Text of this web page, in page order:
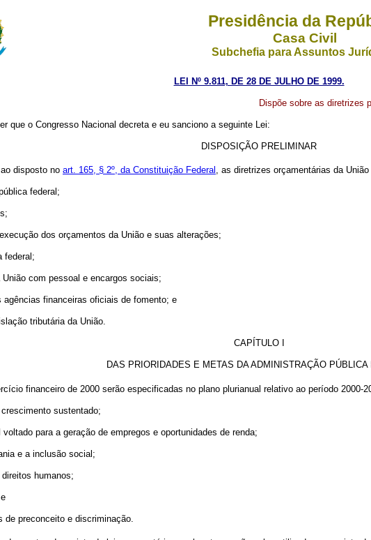
Presidência da
Casa Civil
Subchefia para Assuntos
LEI Nº 9.811, DE 28 DE JULHO DE 1999.
Dispõe sobre as diretrizes
que o Congresso Nacional decreta e eu sanciono a seguinte Lei:
DISPOSIÇÃO PRELIMINAR
disposto no art. 165, § 2º, da Constituição Federal , as diretrizes orçamentárias da
federal;
dos orçamentos da União e suas alterações;
federal;
com pessoal e encargos sociais;
financeiras oficiais de fomento; e
tributária da União.
CAPÍTULO I
DAS PRIORIDADES E METAS DA ADMINISTRAÇÃO PÚBLICA
financeiro de 2000 serão especificadas no plano plurianual relativo ao período 2000-
sustentado;
para a geração de empregos e oportunidades de renda;
e a inclusão social;
humanos;
preconceito e discriminação.